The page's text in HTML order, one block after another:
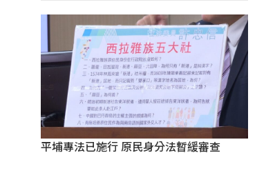
平埔專法已施行 原民身分法暫緩審查